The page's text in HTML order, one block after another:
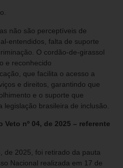
não são perceptíveis de
entendidos, falta de suporte
O cordão-de-girassol
e reconhecido
que facilita o acesso a
e direitos, garantindo que
e o suporte que
brasileira de inclusão.
nº 04, de 2025 – referente
de 2025, foi retirado da pauta
Nacional realizada em 17 de